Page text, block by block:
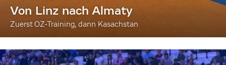
Von Linz nach Almaty
Zuerst OZ-Training, dann Kasachstan